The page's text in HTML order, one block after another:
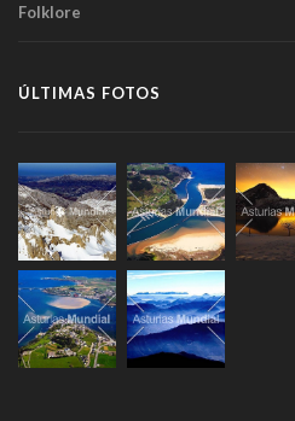
Folklore
ÚLTIMAS FOTOS